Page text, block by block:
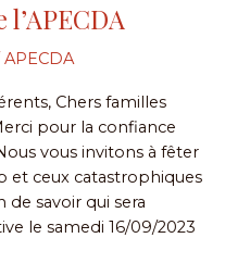
APECDA
Chers familles
pour la confiance
vous invitons à fêter
et ceux catastrophiques
de savoir qui sera
le samedi 16/09/2023